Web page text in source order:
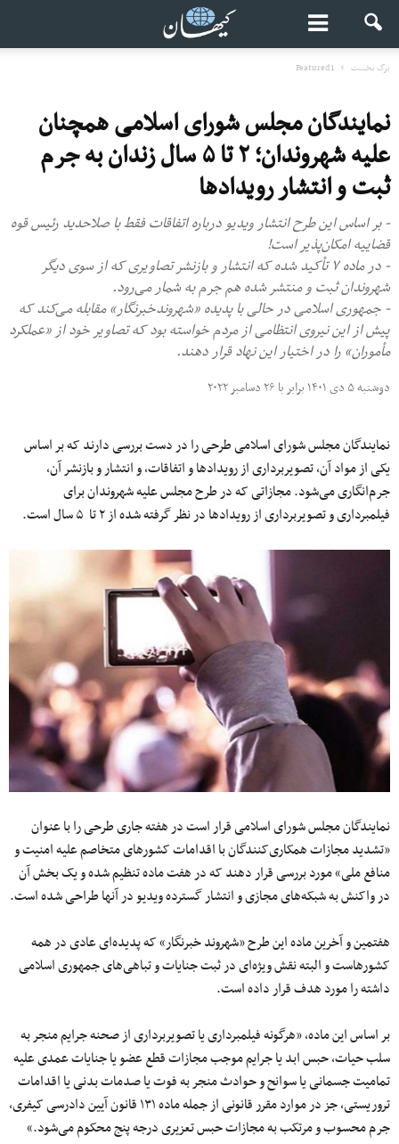
برگ نخست Featured1
نمایندگان مجلس شورای اسلامی همچنان
علیه شهروندان؛ ۲ تا ۵ سال زندان به جرم
ثبت و انتشار رویدادها
- بر اساس این طرح انتشار ویدیو درباره اتفاقات فقط با صلاحدید رئیس قوه‌
قضاییه امکان‌پذیر است!
- در ماده ۷ تأکید شده که انتشار و بازنشر تصاویری که از سوی دیگر
شهروندان ثبت و منتشر شده هم جرم به شمار می‌رود.
- جمهوری اسلامی در حالی با پدیده «شهروندخبرنگار» مقابله می‌کند که
پیش از این نیروی انتظامی از مردم خواسته بود که تصاویر خود از «عملکرد
مأموران» را در اختیار این نهاد قرار دهند.
دوشنبه ۵ دی ۱۴۰۱ برابر با ۲۶ دسامبر ۲۰۲۲
نمایندگان مجلس شورای اسلامی طرحی را در دست بررسی دارند که بر اساس
یکی از مواد آن، تصویربرداری از رویدادها و اتفاقات، و انتشار و بازنشر آن،
جرم‌انگاری می‌شود. مجازاتی که در طرح مجلس علیه شهروندان برای
فیلمبرداری و تصویربرداری از رویدادها در نظر گرفته شده از ۲ تا ۵ سال است.
نمایندگان مجلس شورای اسلامی قرار است در هفته جاری طرحی را با عنوان
«تشدید مجازات همکاری‌کنندگان با اقدامات کشورهای متخاصم علیه امنیت و
منافع ملی» مورد بررسی قرار دهند که در هفت ماده تنظیم شده و یک بخش آن
در واکنش به شبکه‌های مجازی و انتشار گسترده‌ ویدیو در آنها طراحی شده است.
هفتمین و آخرین ماده این طرح «شهروند خبرنگار» که پدیده‌ای عادی در همه
کشورهاست و البته نقش ویژه‌ای در ثبت جنایات و تباهی‌های جمهوری اسلامی
داشته را مورد هدف قرار داده است.
بر اساس این ماده، «هرگونه فیلمبرداری یا تصویربرداری از صحنه جرایم منجر به
سلب حیات، حبس ابد یا جرایم موجب مجازات قطع عضو یا جنایات عمدی علیه
تمامیت جسمانی یا سوانح و حوادث منجر به فوت یا صدمات بدنی یا اقدامات
تروریستی، جز در موارد مقرر قانونی از جمله ماده ۱۳۱ قانون آیین‌ دادرسی کیفری،
جرم محسوب و مرتکب به مجازات حبس تعزیری درجه پنج محکوم می‌شود.»